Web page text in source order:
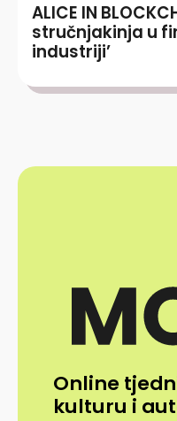
ALICE IN
stručnjakinja u
industriji’
Online
kulturu i